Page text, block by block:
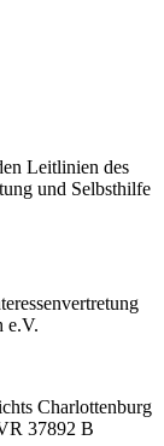
Leitlinien des
und Selbsthilfe
e.V.
Charlottenburg
37892 B